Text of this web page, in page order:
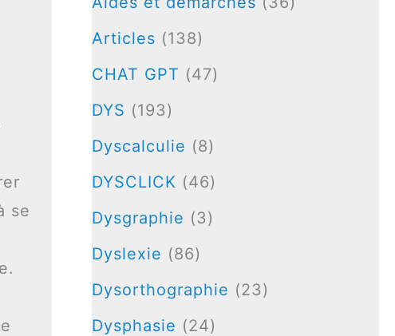
se
Articles (138)
CHAT GPT (47)
DYS (193)
Dyscalculie (8)
DYSCLICK (46)
Dysgraphie (3)
Dyslexie (86)
Dysorthographie (23)
Dysphasie (24)